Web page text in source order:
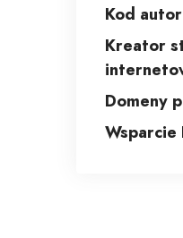
Kod
Kreator
Domeny
Wsparcie